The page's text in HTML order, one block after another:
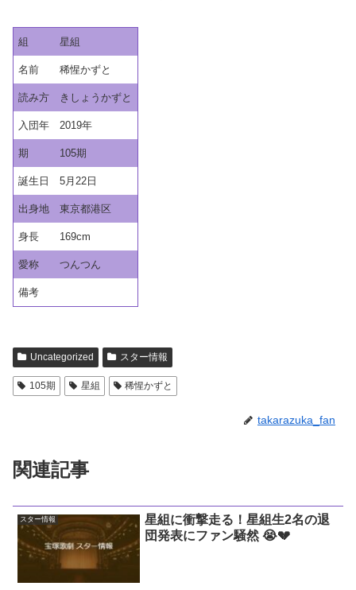
組 星組
名前 稀惺かずと
読み方 きしょうかずと
入団年 2019年
期 105期
誕生日 5月22日
出身地 東京都港区
身長 169cm
愛称 つんつん
備考
Uncategorized スター情報
105期 星組 稀惺かずと
takarazuka_fan
関連記事
スター情報
星組に衝撃走る！星組生2名の退
団発表にファン騒然 😭💔